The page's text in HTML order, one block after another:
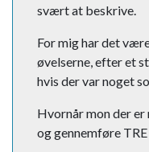
svært at beskrive.
For mig har det
øvelserne, efter et
hvis der var noget
Hvornår mon der
og gennemføre